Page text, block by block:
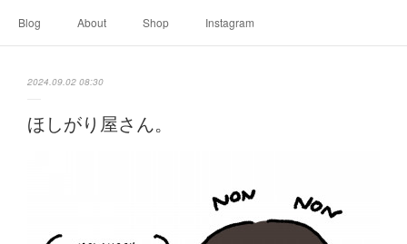
Blog About Shop Instagram
2024.09.02 08:30
ほしがり屋さん。